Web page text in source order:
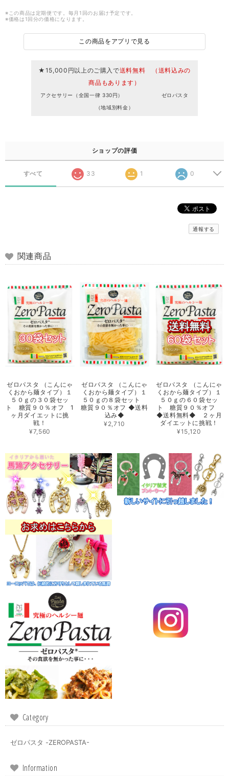
※この商品は定期便です。毎月1回のお届け予定です。
※価格は1回分の価格になります。
この商品をアプリで見る
★15,000円以上のご購入で送料無料 （送料込みの
商品もあります）
アクセサリー（全国一律 330円） ゼロパスタ
（地域別料金）
ショップの評価
すべて 33 1 0
通報する
関連商品
ゼロパスタ （こんにゃ
くおから麺タイプ）１
５０ｇの３０袋セッ
ト 糖質９０％オフ 1
ヶ月ダイエットに挑
戦！
¥7,560
ゼロパスタ （こんにゃ
くおから麺タイプ）１
５０ｇの８袋セット
糖質９０％オフ ◆送料
込み◆
¥2,710
ゼロパスタ （こんにゃ
くおから麺タイプ）１
５０ｇの６０袋セッ
ト 糖質９０％オフ
◆送料無料◆ ２ヶ月
ダイエットに挑戦！
¥15,120
Category
ゼロパスタ -ZEROPASTA-
Information